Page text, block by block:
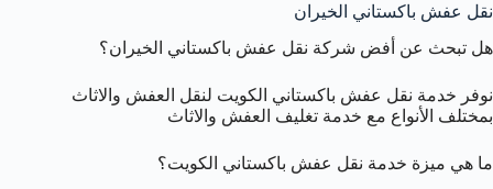
نقل عفش باكستاني الخيران
هل تبحث عن أفض شركة نقل عفش باكستاني الخيران؟
نوفر خدمة نقل عفش باكستاني الكويت لنقل العفش والاثاث
بمختلف الأنواع مع خدمة تغليف العفش والاثاث
ما هي ميزة خدمة نقل عفش باكستاني الكويت؟